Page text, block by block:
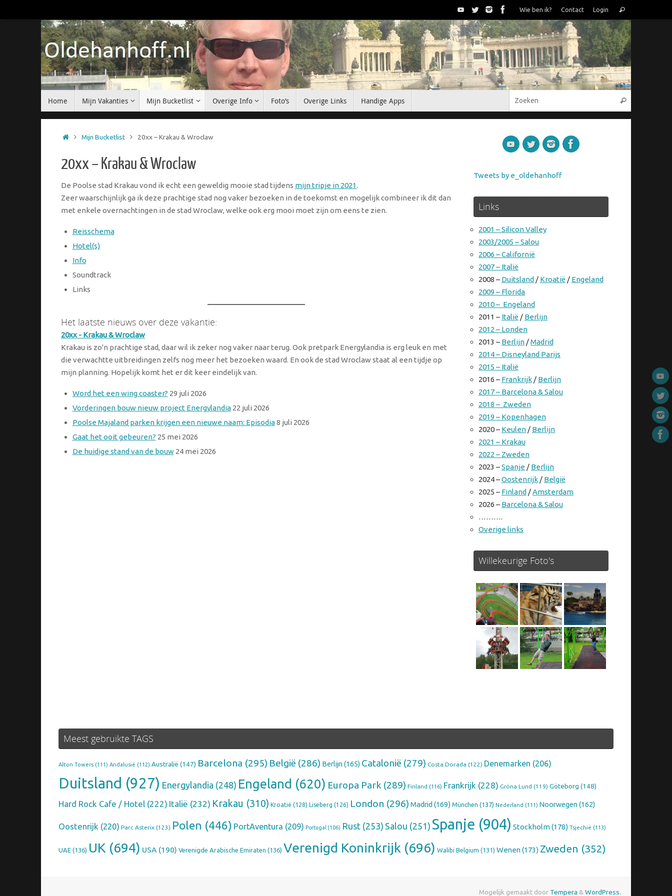
naar
Wie ben ik? Contact Login
naar:
Zoeken
naarHome Mijn Vakanties Mijn Bucketlist Overige Info Foto’s Overige Links Handige Apps Zoeken
HomeMijn Bucketlist 20xx – Krakau & Wroclaw
20xx – Krakau & Wroclaw
De Poolse stad Krakau vond ik echt een geweldig mooie stad tijdens mijn tripje in 2021.
Zeer waarschijnlijk ga ik deze prachtige stad nog vaker bezoeken in de toekomst en mogelijk combineer ik dit dan
met enkele overnachtingen in de stad Wroclaw, welke ook erg mooi moet zijn om eens te zien.
Reisschema
Hotel(s)
Info
Soundtrack
Links
Het laatste nieuws over deze vakantie:
20xx - Krakau & Wroclaw
Krakau is zo'n prachtige stad, daar wil ik zeker nog vaker naar terug. Ook pretpark Energylandia is erg leuk en met
die verwachtte uitbreidingen zelfs nog meer het bezoeken waard. En ook de stad Wroclaw staat al een tijdje op
mijn planning. Hopelijk komt het er dit keer eindelijk van.
Word het een wing coaster? 29 juli 2026
Vorderingen bouw nieuw project Energylandia22 juli 2026
Poolse Majaland parken krijgen een nieuwe naam: Episodia8 juli 2026
Gaat het ooit gebeuren? 25 mei 2026
De huidige stand van de bouw24 mei 2026
Tweets by e_oldehanhoff
Links
2001 – Silicon Valley
2003/2005 – Salou
2006 – Californië
2007 – Italië
2008 – Duitsland / Kroatië / Engeland
2009 – Florida
2010 – Engeland
2011 – Italië / Berlijn
2012 – Londen
2013 – Berlijn /Madrid
2014 – Disneyland Parijs
2015 – Italië
2016 – Frankrijk / Berlijn
2017 – Barcelona & Salou
2018 – Zweden
2019 – Kopenhagen
2020 – Keulen / Berlijn
2021 – Krakau
2022 – Zweden
2023 –Spanje / Berlijn
2024 –Oostenrijk / België
2025 – Finland /Amsterdam
2026 – Barcelona & Salou
……….
Overige links
Willekeurige Foto's
Meest gebruikte TAGS
Alton Towers (111) Andalusië (112) Australië (147) Barcelona (295) België (286) Berlijn(165) Catalonië (279) Costa Dorada (122) Denemarken (206)
Duitsland (927) Energylandia (248) Engeland (620) Europa Park (289) Finland (116) Frankrijk (228) Gröna Lund (119) Göteborg (148)
Hard Rock Cafe / Hotel (222) Italië (232) Krakau (310) Kroatië (128) Liseberg (126) London (296) Madrid (169) München (137) Nederland (111) Noorwegen (162)
Oostenrijk (220) Parc Asterix (123) Polen (446) PortAventura (209) Portugal (106) Rust (253) Salou (251) Spanje (904) Stockholm(178) Tsjechië (113)
UAE (136) UK (694) USA (190) Verenigde Arabische Emiraten (136) Verenigd Koninkrijk (696) Walibi Belgium (131) Wenen(173) Zweden (352)
Mogelijk gemaakt door Tempera & WordPress.